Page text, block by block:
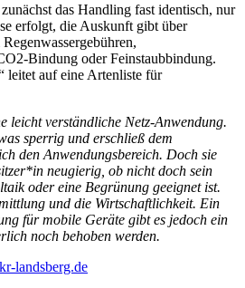
das Handling fast identisch, nur
erfolgt, die Auskunft gibt über
Bindung oder Feinstaubbindung.
leitet auf eine Artenliste für
leicht verständliche Netz-Anwendung.
sperrig und erschließ dem
den Anwendungsbereich. Doch sie
neugierig, ob nicht doch sein
oder eine Begrünung geeignet ist.
und die Wirtschaftlichkeit. Ein
für mobile Geräte gibt es jedoch ein
noch behoben werden.
landsberg.de